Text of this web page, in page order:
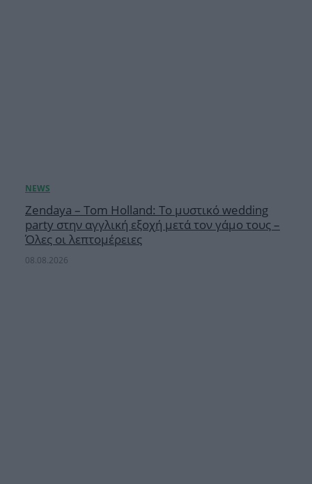
Zendaya – Tom Holland: Το μυστικό wedding
party στην αγγλική εξοχή μετά τον γάμο τους –
Όλες οι λεπτομέρειες
08.08.2026